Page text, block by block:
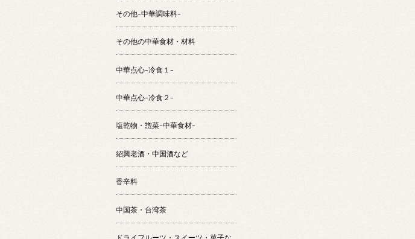
その他-中華調味料-
その他の中華食材・材料
中華点心-冷食１-
中華点心-冷食２-
塩乾物・惣菜-中華食材-
紹興老酒・中国酒など
香辛料
中国茶・台湾茶